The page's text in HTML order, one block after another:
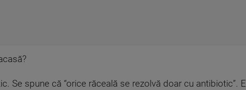
Se spune că “orice răceală se rezolvă doar cu antibiotic”. E